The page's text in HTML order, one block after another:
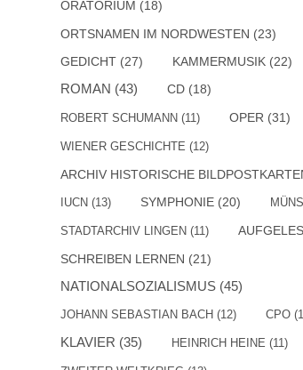
ORATORIUM (18)
ORTSNAMEN IM NORDWESTEN (23)
GEDICHT (27) KAMMERMUSIK (22)
ROMAN (43) CD (18)
ROBERT SCHUMANN (11) OPER (31)
WIENER GESCHICHTE (12)
ARCHIV HISTORISCHE
IUCN (13) SYMPHONIE (20)
STADTARCHIV LINGEN (11)
SCHREIBEN LERNEN (21)
NATIONALSOZIALISMUS (45)
JOHANN SEBASTIAN BACH (12) CPO
KLAVIER (35) HEINRICH HEINE (11)